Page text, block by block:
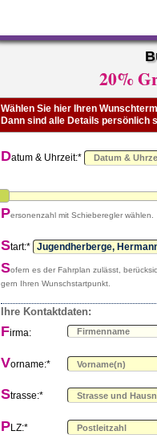
20%
Wählen Sie hier Ihren
Dann sind alle Details persönlich
Datum & Uhrzeit:*
Personenzahl mit Schieberegler wählen.
Start:*
Sofern es der Fahrplan zulässt,
gern Ihren Wunschstartpunkt.
Ihre Kontaktdaten:
Firma:
Vorname:*
Strasse:*
PLZ:*